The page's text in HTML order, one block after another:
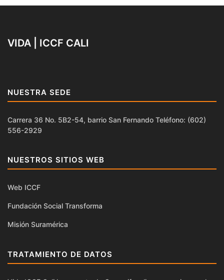
VIDA | ICCF CALI
NUESTRA SEDE
Carrera 36 No. 5B2-54, barrio San Fernando Teléfono: (602)
556-2929
NUESTROS SITIOS WEB
Web ICCF
Fundación Social Transforma
Misión Suramérica
TRATAMIENTO DE DATOS